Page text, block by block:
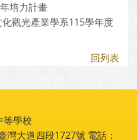
培力計畫
觀光產業學系115學年度
回列表
等學校
灣大道四段1727號 電話：